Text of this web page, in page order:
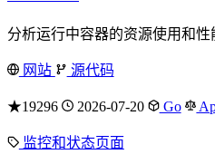
分析运行中容器的资源使用和性
网站 源代码
★19296 2026-07-20 Go
监控和状态页面